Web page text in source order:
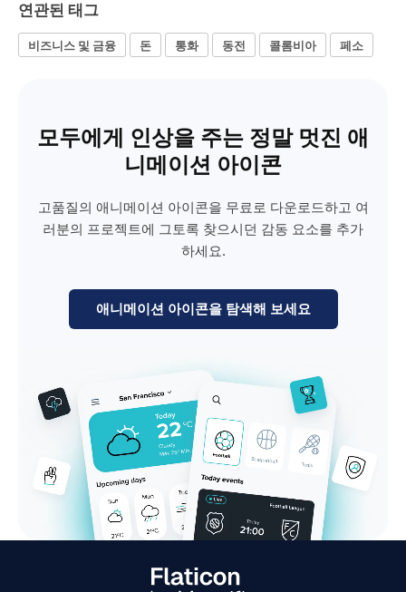
연관된 태그
비즈니스 및 금융 돈 통화 동전 콜롬비아 페소
모두에게 인상을 주는 정말 멋진 애
니메이션 아이콘
고품질의 애니메이션 아이콘을 무료로 다운로드하고 여
러분의 프로젝트에 그토록 찾으시던 감동 요소를 추가
하세요.
애니메이션 아이콘을 탐색해 보세요